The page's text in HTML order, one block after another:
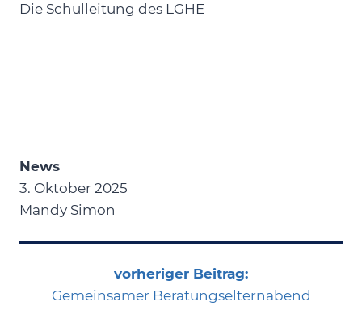
Die Schulleitung des LGHE
News
3. Oktober 2025
Mandy Simon
vorheriger Beitrag:
Gemeinsamer Beratungselternabend